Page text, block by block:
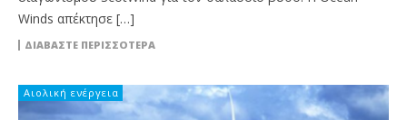
Winds απέκτησε […]
ΔΙΑΒΆΣΤΕ ΠΕΡΙΣΣΌΤΕΡΑ
Αιολική ενέργεια